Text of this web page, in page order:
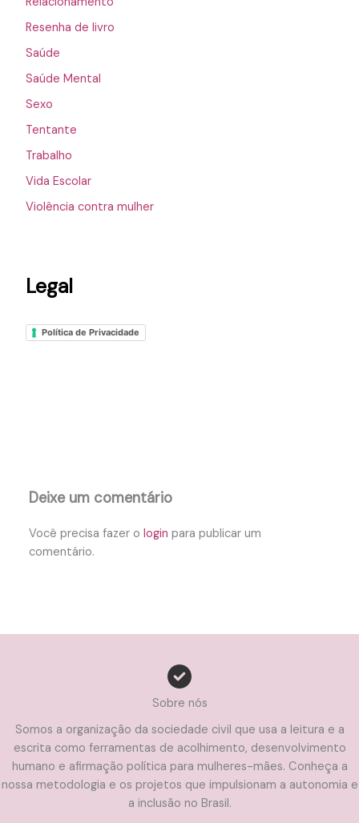
Resenha de livro
Saúde
Saúde Mental
Sexo
Tentante
Trabalho
Vida Escolar
Violência contra mulher
Legal
Política de Privacidade
Deixe um comentário
Você precisa fazer ologin para publicar um
comentário.
Sobre nós
Somos a organização da sociedade civil que usa a leitura e a
escrita como ferramentas de acolhimento, desenvolvimento
humano e afirmação política para mulheres-mães. Conheça a
nossa metodologia e os projetos que impulsionam a autonomia e
a inclusão no Brasil.